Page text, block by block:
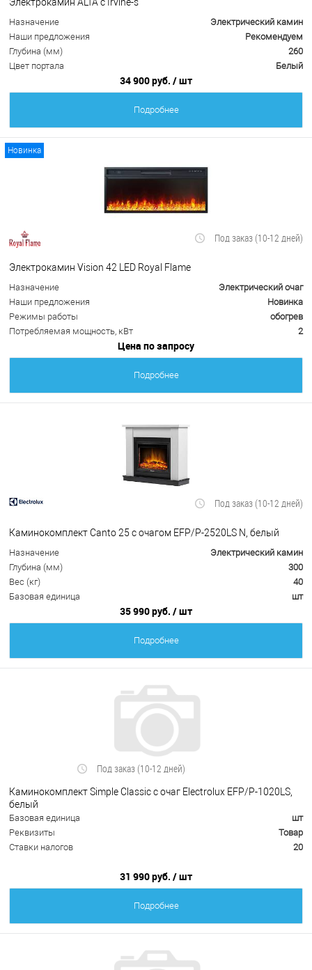
Назначение
Электрический камин
Наши предложения
Рекомендуем
Глубина (мм)
260
Цвет портала
Белый
34 900 руб. / шт
Подробнее
Новинка
Под заказ (10-12 дней)
Электрокамин Vision 42 LED Royal Flame
Назначение
Электрический очаг
Наши предложения
Новинка
Режимы работы
обогрев
Потребляемая мощность, кВт
2
Цена по запросу
Подробнее
Под заказ (10-12 дней)
Каминокомплект Canto 25 с очагом EFP/P-2520LS N, белый
Назначение
Электрический камин
Глубина (мм)
300
Вес (кг)
40
Базовая единица
шт
35 990 руб. / шт
Подробнее
Под заказ (10-12 дней)
Каминокомплект Simple Classic с очаг Electrolux EFP/P-1020LS,
белый
Базовая единица
шт
Реквизиты
Товар
Ставки налогов
20
31 990 руб. / шт
Подробнее